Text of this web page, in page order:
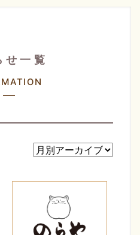
せ一覧